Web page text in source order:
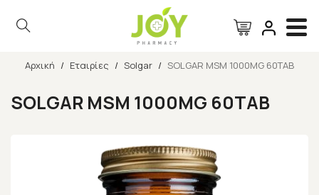
Αρχική / Εταιρίες / Solgar / SOLGAR MSM 1000MG 60TAB
SOLGAR MSM 1000MG 60TAB